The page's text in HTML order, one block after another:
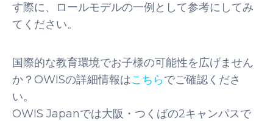
す際に、ロールモデルの一例として参考にしてみ
てください。
国際的な教育環境でお子様の可能性を広げません
か？OWISの詳細情報はこちらでご確認くださ
い。
OWIS Japanでは大阪・つくばの2キャンパスで